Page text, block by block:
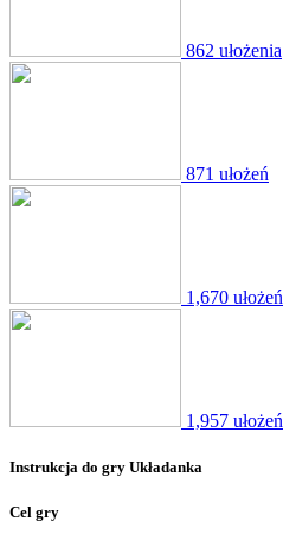
862 ułożenia
871 ułożeń
1,670 ułożeń
1,957 ułożeń
Instrukcja do gry Układanka
Cel gry